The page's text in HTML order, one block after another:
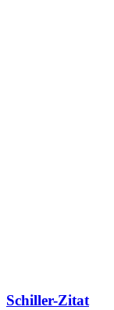
Schiller-Zitat